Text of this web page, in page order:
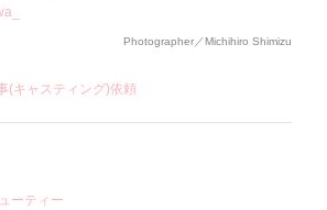
Photographer／Michihiro Shimizu
(キャスティング)依頼
ーティー